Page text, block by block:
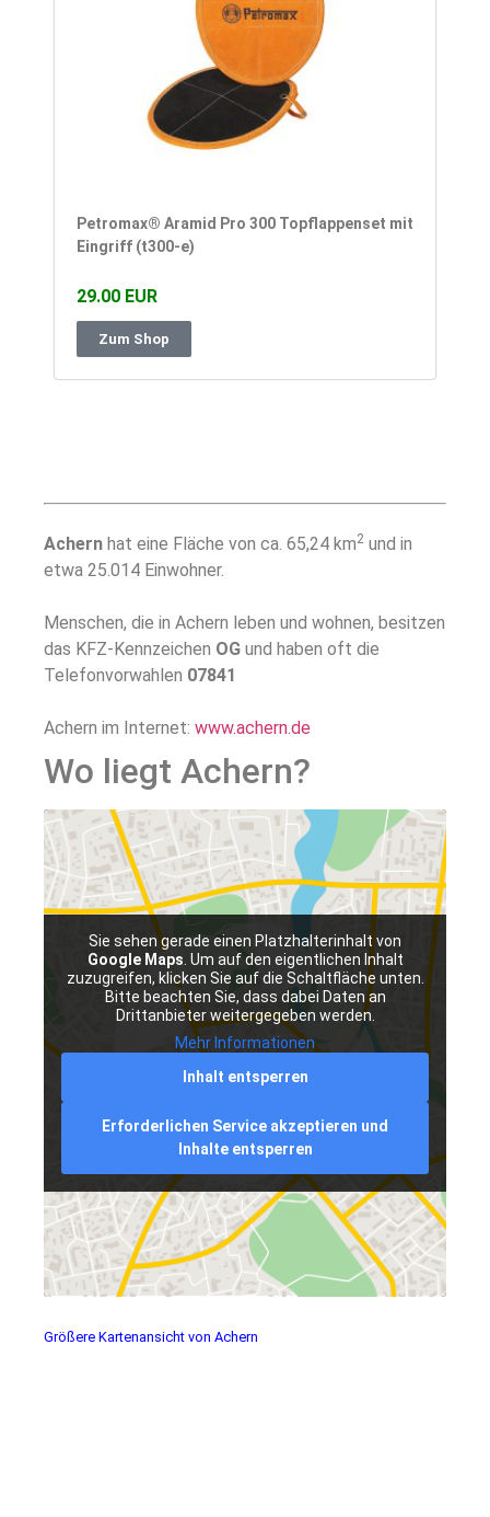
Petromax® Aramid Pro 300 Topflappenset mit
Eingriff (t300-e)
29.00 EUR
Zum Shop
Achern hat eine Fläche von ca. 65,24 km2 und in
etwa 25.014 Einwohner.
Menschen, die in Achern leben und wohnen, besitzen
das KFZ-Kennzeichen OG und haben oft die
Telefonvorwahlen 07841
Achern im Internet: www.achern.de
Wo liegt Achern?
Sie sehen gerade einen Platzhalterinhalt von
Google Maps . Um auf den eigentlichen Inhalt
zuzugreifen, klicken Sie auf die Schaltfläche unten.
Bitte beachten Sie, dass dabei Daten an
Drittanbieter weitergegeben werden.
Mehr Informationen
Inhalt entsperren
Erforderlichen Service akzeptieren und
Inhalte entsperren
Größere Kartenansicht von Achern